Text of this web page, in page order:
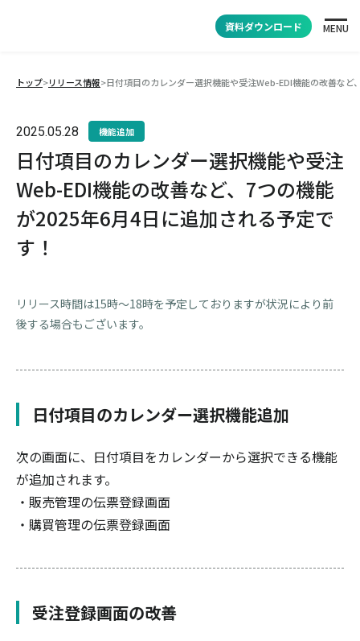
資料ダウンロード MENU
トップ>リリース情報>日付項目のカレンダー選択機能や受注Web-EDI機能の改善な
2025.05.28 機能追加
日付項目のカレンダー選択機能や受注
Web-EDI機能の改善など、7つの機能
が2025年6月4日に追加される予定で
す！
リリース時間は15時～18時を予定しておりますが状況により前
後する場合もございます。
日付項目のカレンダー選択機能追加
次の画面に、日付項目をカレンダーから選択できる機能
が追加されます。
・販売管理の伝票登録画面
・購買管理の伝票登録画面
受注登録画面の改善